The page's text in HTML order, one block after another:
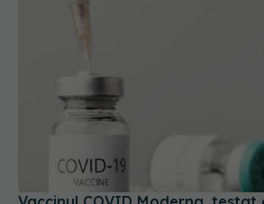
Vaccinul COVID Moderna, testat
04 iun 2025, 12:35